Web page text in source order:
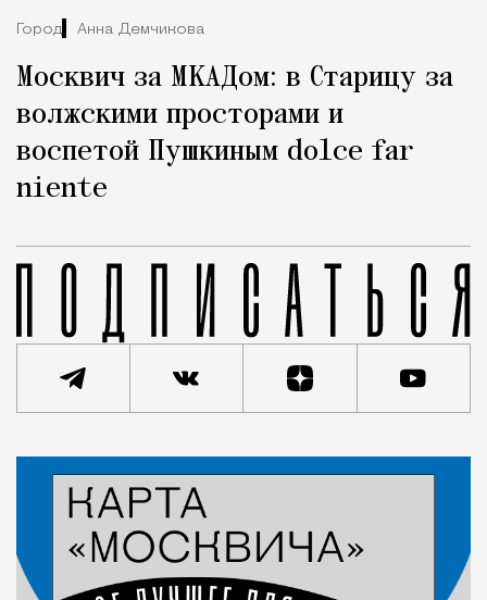
Город Анна Демчикова
Москвич за МКАДом: в Старицу за
волжскими просторами и
воспетой Пушкиным dolce far
niente